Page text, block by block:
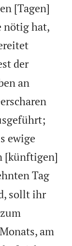
[Tagen]
nötig hat,
der
an
ewige
[künftigen]
Tag
sollt ihr
am